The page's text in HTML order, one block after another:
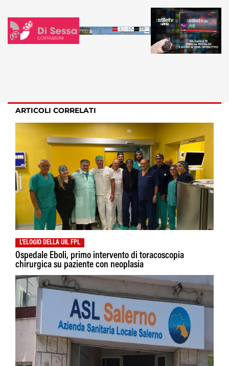
ARTICOLI CORRELATI
L'ELOGIO DELLA UIL FPL
Ospedale Eboli, primo intervento di toracoscopia
chirurgica su paziente con neoplasia